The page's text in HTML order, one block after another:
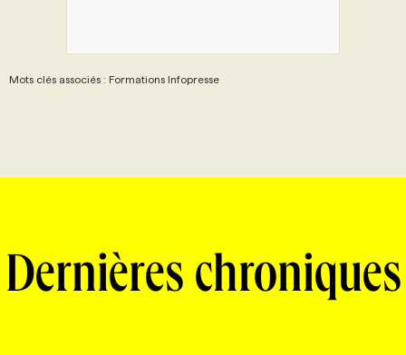
Mots clés associés : Formations Infopresse
Dernières chroniques